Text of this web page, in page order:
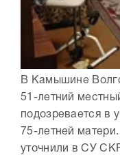
В Камышине
51-летний
подозревается в
75-летней
уточнили в СУ